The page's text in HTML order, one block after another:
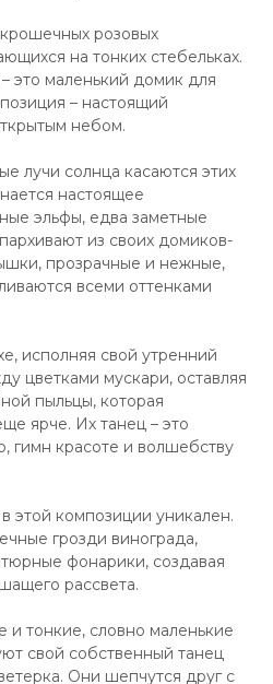
розовых
на тонких стебельках.
это маленький домик для
– настоящий
небом.
лучи солнца касаются этих
настоящее
эльфы, едва заметные
из своих домиков-
прозрачные и нежные,
всеми оттенками
исполняя свой утренний
цветками мускари, оставляя
пыльцы, которая
ярче. Их танец – это
гимн красоте и волшебству
этой композиции уникален.
грозди винограда,
фонарики, создавая
рассвета.
и тонкие, словно маленькие
свой собственный танец
Они шепчутся друг с